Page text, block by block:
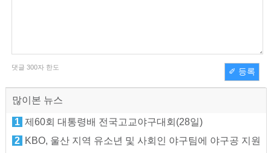
댓글 300자 한도 ✐ 등록
많이본 뉴스
1 제60회 대통령배 전국고교야구대회(28일)
2 KBO, 울산 지역 유소년 및 사회인 야구팀에 야구공 지원